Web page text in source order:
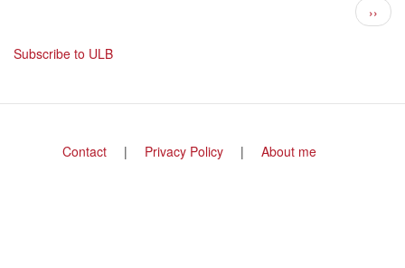
Next
page
››
Subscribe to ULB
FooterContact Privacy Policy About me